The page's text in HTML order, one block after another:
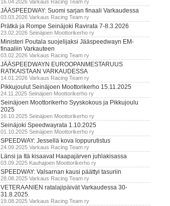
16.04.2026 Varkaus Racing Team ry
JÄÄSPEEDWAY: Suomi sarjan finaali Varkaudessa
03.03.2026 Varkaus Racing Team ry
Prätkä ja Rompe Seinäjoki Ravirata 7-8.3.2026
23.02.2026 Seinäjoen Moottorikerho ry
Ministeri Poutala suojelijaksi Jääspeedwayn EM-
finaaliin Varkauteen
03.02.2026 Varkaus Racing Team ry
JÄÄSPEEDWAYN EUROOPANMESTARUUS
RATKAISTAAN VARKAUDESSA
14.01.2026 Varkaus Racing Team ry
Pikkujoulut Seinäjoen Moottorikerho 15.11.2025
24.11.2025 Seinäjoen Moottorikerho ry
Seinäjoen Moottorikerho Syyskokous ja Pikkujoulu
2025
16.10.2025 Seinäjoen Moottorikerho ry
Seinäjoki Speedwayrata 1.10.2025
01.10.2025 Seinäjoen Moottorikerho ry
SPEEDWAY: Jessellä kova loppurutistus
24.09.2025 Varkaus Racing Team ry
Länsi ja Itä kisaavat Haapajärven juhlakisassa
03.09.2025 Kauhajoen Moottorikerho ry
SPEEDWAY: Valsarnan kausi päättyi tasuriin
28.08.2025 Varkaus Racing Team ry
VETERAANIEN ratalajipäivät Varkaudessa 30-
31.8.2025.
19.08.2025 Varkaus Racing Team ry